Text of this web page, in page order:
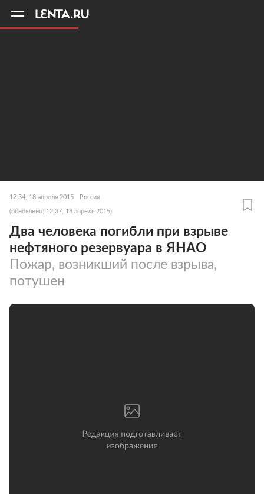
12:34, 18 апреля 2015 Россия
(обновлено: 12:37, 18 апреля 2015)
Два человека погибли при взрыве
нефтяного резервуара в ЯНАО
Пожар, возникший после взрыва,
потушен